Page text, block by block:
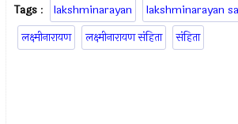
Tags : lakshminarayan lakshminarayan
लक्ष्मीनारायण
लक्ष्मीनारायण संहिता संहिता